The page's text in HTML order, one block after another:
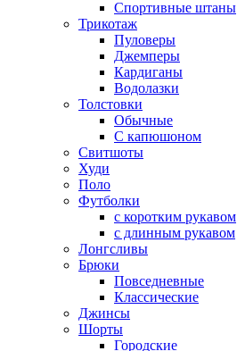
Спортивные штаны
Трикотаж
Пуловеры
Джемперы
Кардиганы
Водолазки
Толстовки
Обычные
С капюшоном
Свитшоты
Худи
Поло
Футболки
с коротким рукавом
с длинным рукавом
Лонгсливы
Брюки
Повседневные
Классические
Джинсы
Шорты
Городские